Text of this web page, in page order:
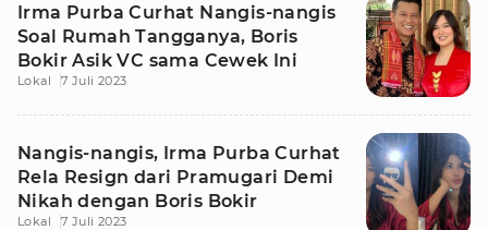
Irma Purba Curhat Nangis-nangis
Soal Rumah Tangganya, Boris
Bokir Asik VC sama Cewek Ini
Lokal 7 Juli 2023
Nangis-nangis, Irma Purba Curhat
Rela Resign dari Pramugari Demi
Nikah dengan Boris Bokir
Lokal 7 Juli 2023